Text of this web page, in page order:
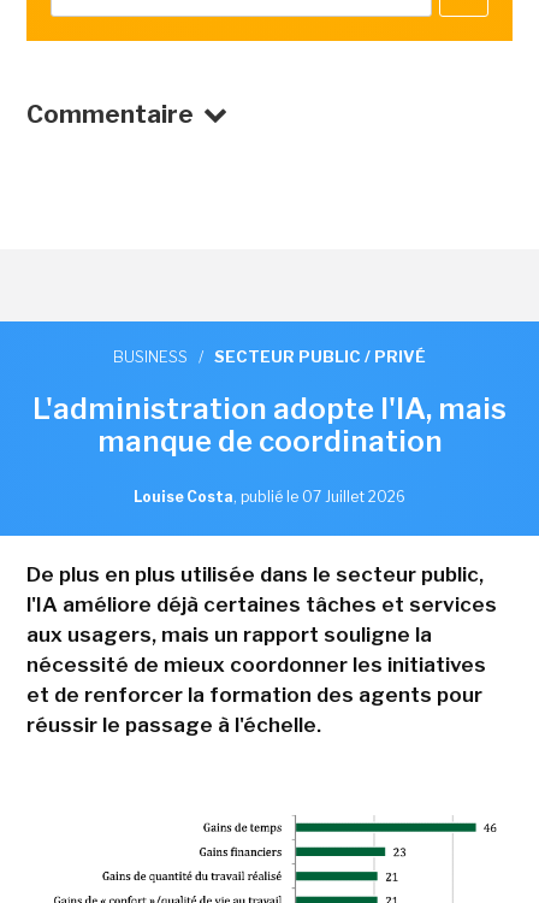
Commentaire
BUSINESS / SECTEUR PUBLIC / PRIVÉ
L'administration adopte l'IA, mais
manque de coordination
Louise Costa, publié le 07 Juillet 2026
De plus en plus utilisée dans le secteur public,
l'IA améliore déjà certaines tâches et services
aux usagers, mais un rapport souligne la
nécessité de mieux coordonner les initiatives
et de renforcer la formation des agents pour
réussir le passage à l'échelle.